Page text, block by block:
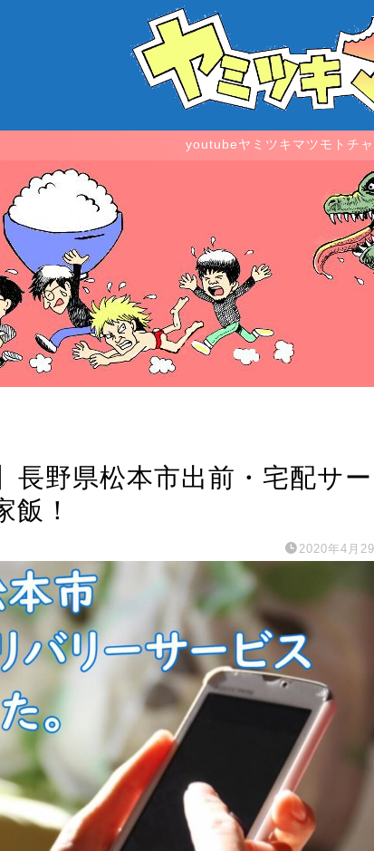
youtubeヤミツキマツモトチャ
長野県松本市出前・宅配サ
飯！
2020年4月29